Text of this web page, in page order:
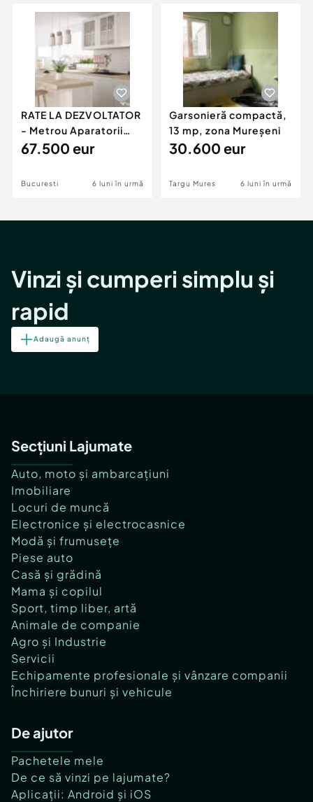
Servicii
Animale de companie
Afaceri și echipamente profesionale
Inchiriere Bunuri si Vehicule
Utilaje agricole si industriale
Piese auto si accesorii
Dacia Duster
RATE LA DEZVOLTATOR
- Metrou Aparatorii
Patriei -
67.500 eur
Bucuresti 6 luni în urmă
Garsonieră compactă,
13 mp, zona Mureșeni
30.600 eur
Targu Mures 6 luni în urmă
Vinzi și cumperi simplu și
rapid
Adaugă anunț
Secțiuni Lajumate
Auto, moto și ambarcațiuni
Imobiliare
Locuri de muncă
Electronice și electrocasnice
Modă și frumusețe
Piese auto
Casă și grădină
Mama și copilul
Sport, timp liber, artă
Animale de companie
Agro și Industrie
Servicii
Echipamente profesionale și vânzare companii
Închiriere bunuri și vehicule
De ajutor
Pachetele mele
De ce să vinzi pe lajumate?
Aplicații: Android și iOS